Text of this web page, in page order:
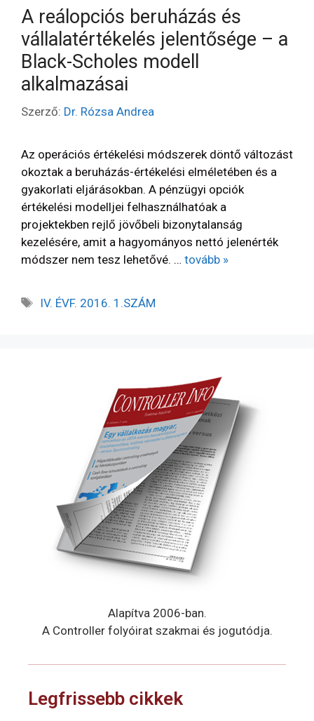
A reálopciós beruházás és
vállalatértékelés jelentősége – a
Black-Scholes modell
alkalmazásai
Szerző: Dr. Rózsa Andrea
Az operációs értékelési módszerek döntő változást
okoztak a beruházás-értékelési elméletében és a
gyakorlati eljárásokban. A pénzügyi opciók
értékelési modelljei felhasználhatóak a
projektekben rejlő jövőbeli bizonytalanság
kezelésére, amit a hagyományos nettó jelenérték
módszer nem tesz lehetővé. … tovább »
IV. ÉVF. 2016. 1.SZÁM
Alapítva 2006-ban.
A Controller folyóirat szakmai és jogutódja.
Legfrissebb cikkek